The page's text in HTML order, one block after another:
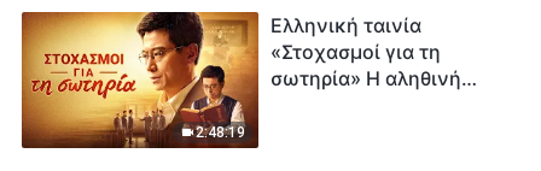
2:48:19
Ελληνική ταινία
«Στοχασμοί για τη
σωτηρία» Η αληθινή